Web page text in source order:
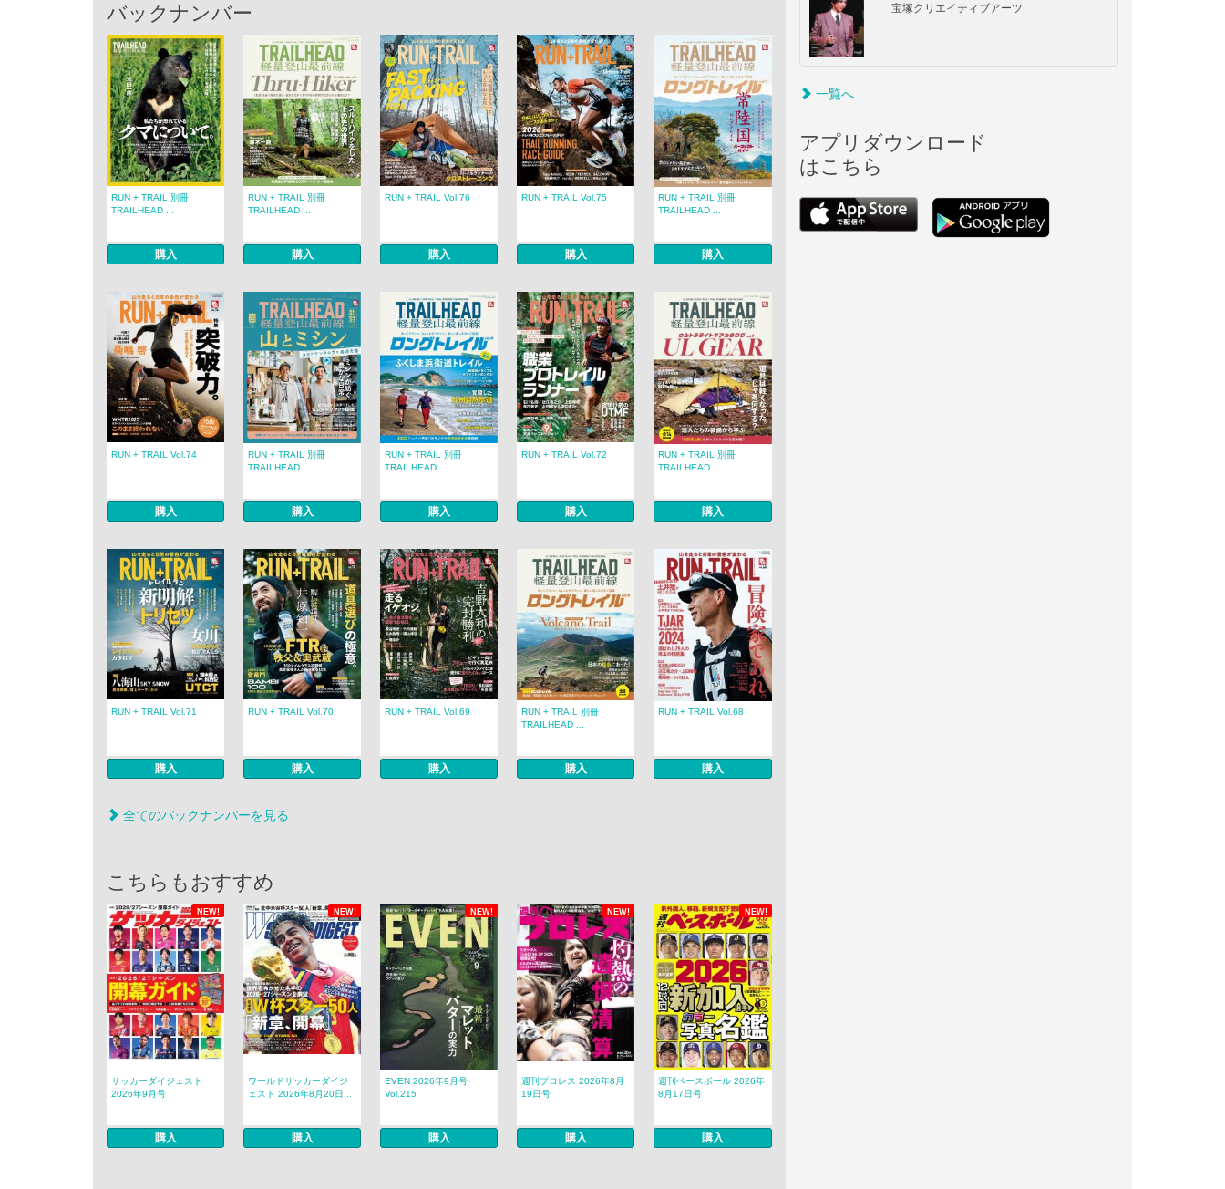
バックナンバー
RUN + TRAIL 別冊
TRAILHEAD ...
購入
RUN + TRAIL 別冊
TRAILHEAD ...
購入
RUN + TRAIL Vol.76
購入
RUN + TRAIL Vol.75
購入
RUN + TRAIL 別冊
TRAILHEAD ...
購入
RUN + TRAIL Vol.74
購入
RUN + TRAIL 別冊
TRAILHEAD ...
購入
RUN + TRAIL 別冊
TRAILHEAD ...
購入
RUN + TRAIL Vol.72
購入
RUN + TRAIL 別冊
TRAILHEAD ...
購入
RUN + TRAIL Vol.71
購入
RUN + TRAIL Vol.70
購入
RUN + TRAIL Vol.69
購入
RUN + TRAIL 別冊
TRAILHEAD ...
購入
RUN + TRAIL Vol.68
購入
全てのバックナンバーを見る
こちらもおすすめ
NEW! NEW! NEW! NEW! NEW!
サッカーダイジェスト
2026年9月号
購入
ワールドサッカーダイジ
ェスト 2026年8月20日...
購入
EVEN 2026年9月号
Vol.215
購入
週刊プロレス 2026年8月
19日号
購入
週刊ベースボール 2026年
8月17日号
購入
宝塚クリエイティブアーツ
一覧へ
アプリダウンロード
はこちら